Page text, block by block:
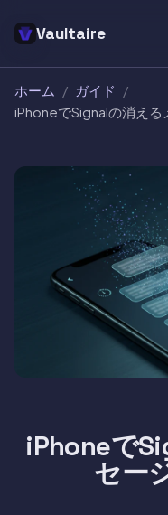
Vaultaire
ホーム / ガイド
/
iPhoneでSignalの消え
iPhoneで
セー